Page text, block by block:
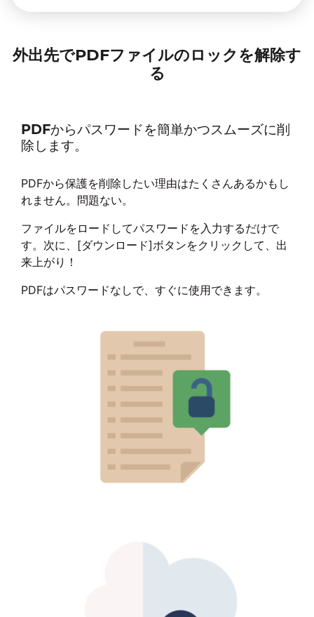
外出先でPDFファイルのロックを解除す
る
PDFからパスワードを簡単かつスムーズに削
除します。
PDFから保護を削除したい理由はたくさんあるかもし
れません。問題ない。
ファイルをロードしてパスワードを入力するだけで
す。次に、[ダウンロード]ボタンをクリックして、出
来上がり！
PDFはパスワードなしで、すぐに使用できます。